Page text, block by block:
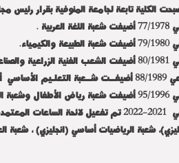
.
– العلوم).
.
في العام الجامعي 2021-2022 تم تفعيل
شعبة الرياضيات أساسي (انجليزي) ، شعبة